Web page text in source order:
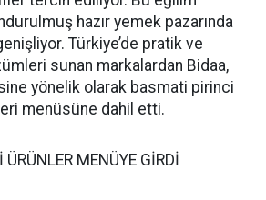
hazır yemek pazarında
Türkiye’de pratik ve
sunan markalardan Bidaa,
yönelik olarak basmati pirinci
menüsüne dahil etti.
MENÜYE GİRDİ